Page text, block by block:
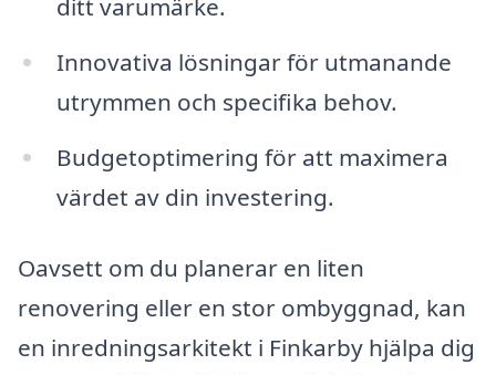
ditt varumärke.
Innovativa lösningar för utmanande
utrymmen och specifika behov.
Budgetoptimering för att maximera
värdet av din investering.
Oavsett om du planerar en liten
renovering eller en stor ombyggnad, kan
en inredningsarkitekt i Finkarby hjälpa dig